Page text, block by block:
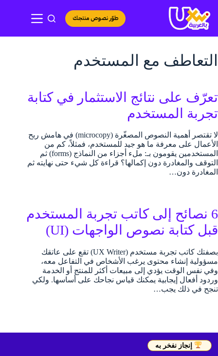
إلى
المحتوى
طوّر نصوص منتجك
التعاطف مع المستخدم
تعرّف على نتائج الاستثمار في كتابة
تجربة المستخدم
لا تقتصر أهمية النصوص المصغّرة (microcopy) في هامش ربح
الأعمال على معرفة ما هو جيد للمستخدم، فمثلاً، كم من
المستخدمين يقومون بـ: ملء أجزاء من النماذج (forms) ثم
التوقف والمغادرة دون إكمالها؟ قراءة كل شيء حتى نهايته ثم
المغادرة دون…
6 نصائح إلى كاتب تجربة المستخدم
قبل كتابة نصوص الواجهات (UI)
بصفتك كاتب تجربة مستخدم (UX Writer) تقع على عاتقك
مسؤولية إنشاء محتوى يرغب الأشخاص في التفاعل معه،
وفي نفس الوقت يؤدي إلى مبيعات أكثر للمنتج أو الخدمة
وردود أفعال إيجابية يمكنك قياس نجاحك على أساسها. ولكي
تنجح في ذلك يجب…
إنجاز نفخر به